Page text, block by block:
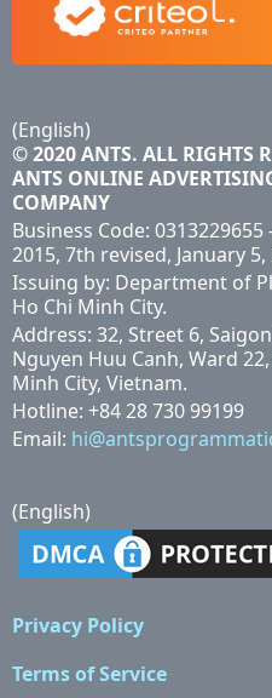
(English)
© 2020 ANTS. ALL RIGHTS
ANTS ONLINE
COMPANY
Business Code:
2015, 7th revised, January 5,
Issuing by: Department of
Ho Chi Minh City.
Address: 32, Street 6,
Nguyen Huu Canh, Ward
Minh City, Vietnam.
Hotline: +84 28 730 99199
Email:
(English)
Privacy Policy
Terms of Service